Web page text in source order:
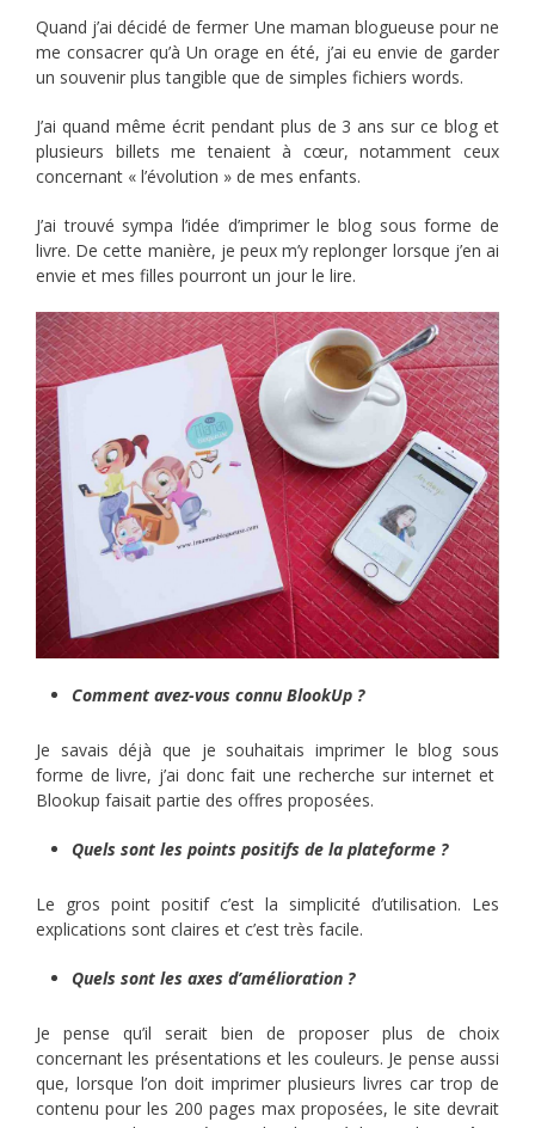
Quand j’ai décidé de fermer Une maman blogueuse pour ne
me consacrer qu’à Un orage en été, j’ai eu envie de garder
un souvenir plus tangible que de simples fichiers words.
J’ai quand même écrit pendant plus de 3 ans sur ce blog et
plusieurs billets me tenaient à cœur, notamment ceux
concernant « l’évolution » de mes enfants.
J’ai trouvé sympa l’idée d’imprimer le blog sous forme de
livre. De cette manière, je peux m’y replonger lorsque j’en ai
envie et mes filles pourront un jour le lire.
Comment avez-vous connu BlookUp ?
Je savais déjà que je souhaitais imprimer le blog sous
forme de livre, j’ai donc fait une recherche sur internet et
Blookup faisait partie des offres proposées.
Quels sont les points positifs de la plateforme ?
Le gros point positif c’est la simplicité d’utilisation. Les
explications sont claires et c’est très facile.
Quels sont les axes d’amélioration ?
Je pense qu’il serait bien de proposer plus de choix
concernant les présentations et les couleurs. Je pense aussi
que, lorsque l’on doit imprimer plusieurs livres car trop de
contenu pour les 200 pages max proposées, le site devrait